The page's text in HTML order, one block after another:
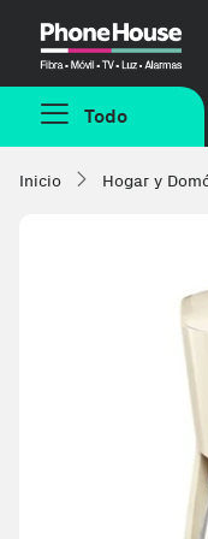
Todo
Inicio Hogar y